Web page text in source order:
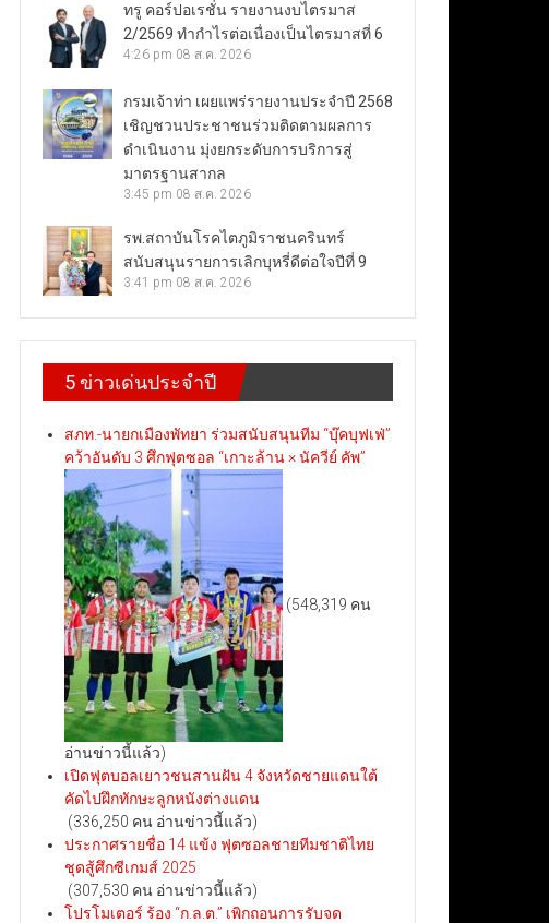
ทรู คอร์ปอเรชั่น รายงานงบไตรมาส
2/2569 ทำกำไรต่อเนื่องเป็นไตรมาสที่ 6
4:26 pm 08 ส.ค. 2026
กรมเจ้าท่า เผยแพร่รายงานประจำปี 2568
เชิญชวนประชาชนร่วมติดตามผลการ
ดำเนินงาน มุ่งยกระดับการบริการสู่
มาตรฐานสากล
3:45 pm 08 ส.ค. 2026
รพ.สถาบันโรคไตภูมิราชนครินทร์
สนับสนุนรายการเลิกบุหรี่ดีต่อใจปีที่ 9
3:41 pm 08 ส.ค. 2026
5 ข่าวเด่นประจำปี
สภท.-นายกเมืองพัทยา ร่วมสนับสนุนทีม “บุ๊คบุฟเฟ่”
คว้าอันดับ 3 ศึกฟุตซอล “เกาะล้าน × นัควีย์ คัพ”
(548,319 คน
อ่านข่าวนี้แล้ว)
เปิดฟุตบอลเยาวชนสานฝัน 4 จังหวัดชายแดนใต้
คัดไปฝึกทักษะลูกหนังต่างแดน
(336,250 คน อ่านข่าวนี้แล้ว)
ประกาศรายชื่อ 14 แข้ง ฟุตซอลชายทีมชาติไทย
ชุดสู้ศึกซีเกมส์ 2025
(307,530 คน อ่านข่าวนี้แล้ว)
โปรโมเตอร์ ร้อง “ก.ล.ต.” เพิกถอนการรับจด